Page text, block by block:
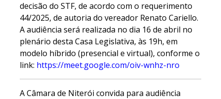
decisão do STF, de acordo com o requerimento
44/2025, de autoria do vereador Renato Cariello.
A audiência será realizada no dia 16 de abril no
plenário desta Casa Legislativa, às 19h, em
modelo híbrido (presencial e virtual), conforme o
link: https://meet.google.com/oiv-wnhz-nro
A Câmara de Niterói convida para audiência